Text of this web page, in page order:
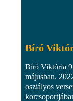
Bíró
Bíró Viktória
májusban.
osztályos